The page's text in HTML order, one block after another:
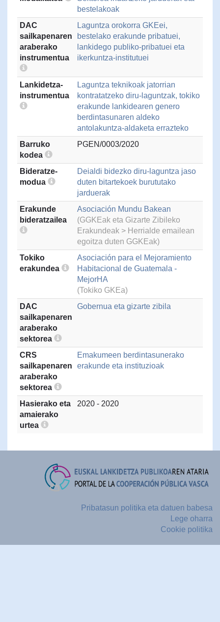
bestelakoak
DAC
sailkapenaren
araberako
instrumentua
Laguntza orokorra GKEei,
bestelako erakunde pribatuei,
lankidego publiko-pribatuei eta
ikerkuntza-institutuei
Lankidetza-
instrumentua
Laguntza teknikoak jatorrian
kontratatzeko diru-laguntzak, tokiko
erakunde lankidearen genero
berdintasunaren aldeko
antolakuntza-aldaketa errazteko
Barruko
kodea
PGEN/0003/2020
Bideratze-
modua
Deialdi bidezko diru-laguntza jaso
duten bitartekoek burututako
jarduerak
Erakunde
bideratzailea
Asociación Mundu Bakean
(GGKEak eta Gizarte Zibileko
Erakundeak > Herrialde emailean
egoitza duten GGKEak)
Tokiko
erakundea
Asociación para el Mejoramiento
Habitacional de Guatemala -
MejorHA
(Tokiko GKEa)
DAC
sailkapenaren
araberako
sektorea
Gobernua eta gizarte zibila
CRS
sailkapenaren
araberako
sektorea
Emakumeen berdintasunerako
erakunde eta instituzioak
Hasierako eta
amaierako
urtea
2020 - 2020
Pribatasun politika eta datuen babesa
Lege oharra
Cookie politika